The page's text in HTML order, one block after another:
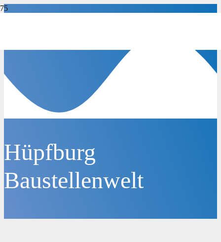
Hüpfburg
Baustellenwelt